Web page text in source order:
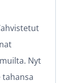
Nyt